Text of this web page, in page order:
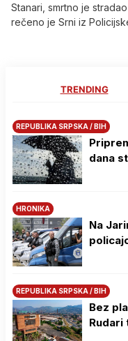
Stanari, smrtno je
rečeno je Srni iz
TRENDING
REPUBLIKA SRPSKA / BIH
dana
HRONIKA
Na
REPUBLIKA SRPSKA / BIH
Bez
Rudari